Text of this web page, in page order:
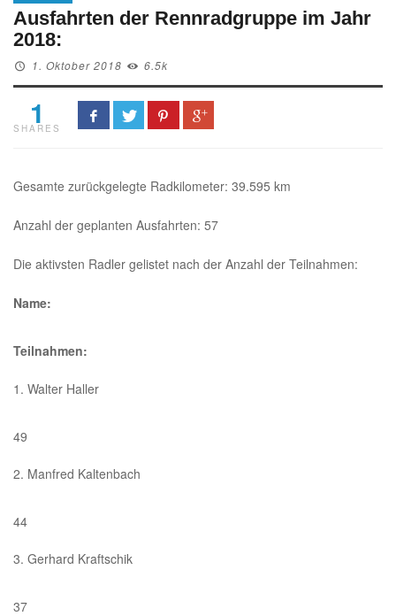
Ausfahrten der Rennradgruppe im Jahr
2018:
1. Oktober 2018 6.5k
1
SHARES
Gesamte zurückgelegte Radkilometer: 39.595 km
Anzahl der geplanten Ausfahrten: 57
Die aktivsten Radler gelistet nach der Anzahl der Teilnahmen:
Name:
Teilnahmen:
1. Walter Haller
49
2. Manfred Kaltenbach
44
3. Gerhard Kraftschik
37